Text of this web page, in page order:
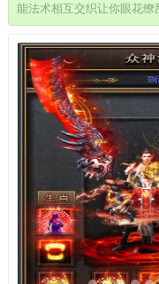
能法术相互交织让你眼花
可以去进行选择BOSS和首